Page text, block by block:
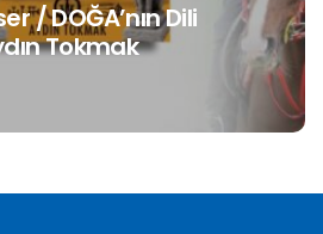
/ DOĞA’nın Dili
Tokmak